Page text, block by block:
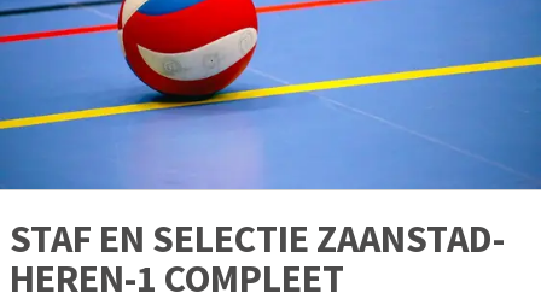
STAF EN SELECTIE ZAANSTAD-
HEREN-1 COMPLEET